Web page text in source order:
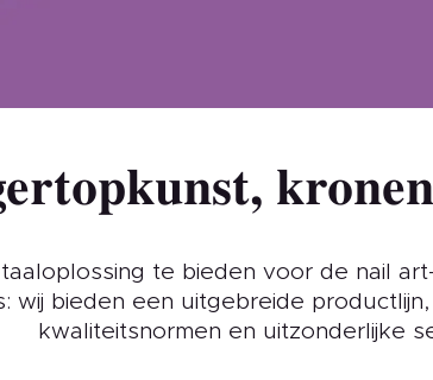
te bieden voor de nail
wij bieden een uitgebreide
kwaliteitsnormen en uitzonderlijke